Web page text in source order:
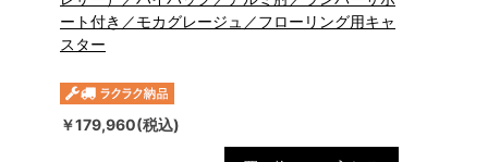
ート付き／モカグレージュ／フローリング用キャ
スター
￥179,960(税込)